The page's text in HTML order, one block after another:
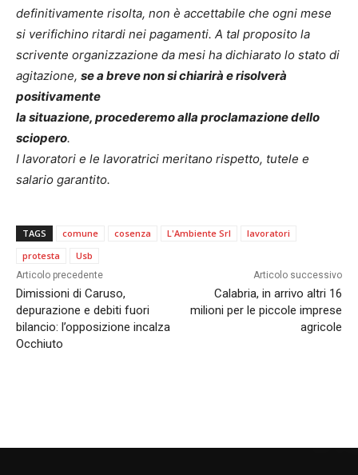
definitivamente risolta, non è accettabile che ogni mese
si verifichino ritardi nei pagamenti. A tal proposito la
scrivente organizzazione da mesi ha dichiarato lo stato di
agitazione, se a breve non si chiarirà e risolverà
positivamente
la situazione, procederemo alla proclamazione dello
sciopero.
I lavoratori e le lavoratrici meritano rispetto, tutele e
salario garantito.
TAGS comune cosenza L'Ambiente Srl
lavoratori
protesta
Usb
Articolo precedente
Dimissioni di Caruso,
depurazione e debiti fuori
bilancio: l’opposizione incalza
Occhiuto
Articolo successivo
Calabria, in arrivo altri 16
milioni per le piccole imprese
agricole